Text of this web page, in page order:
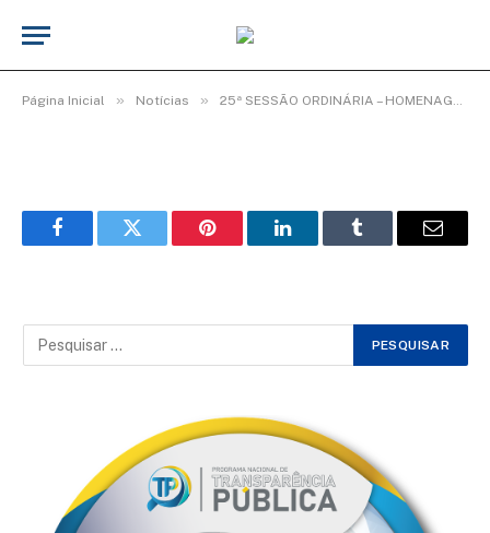
Página Inicial » Notícias » 25ª SESSÃO ORDINÁRIA – HOMENAGEM AOS POLICIAIS MILITARES
WhatsApp Image 2025-08-25 at 09.13.47
FacebookTwitter Pinterest LinkedInTumblr Email